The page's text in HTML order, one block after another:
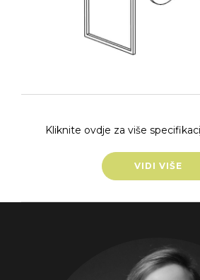
Kliknite ovdje za više
VIDI VIŠE